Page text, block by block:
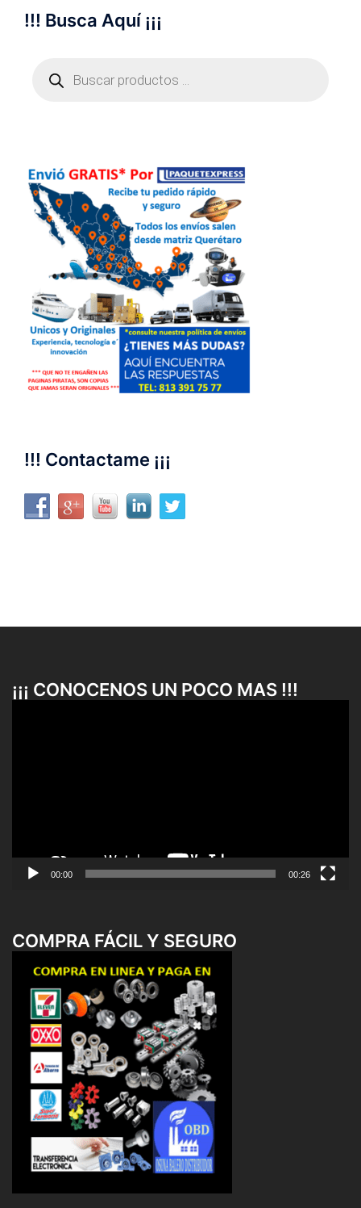
!!! Busca Aquí ¡¡¡
productos
!!! Contactame ¡¡¡
¡¡¡ CONOCENOS UN POCO MAS !!!
00:00 00:26
COMPRA FÁCIL Y SEGURO